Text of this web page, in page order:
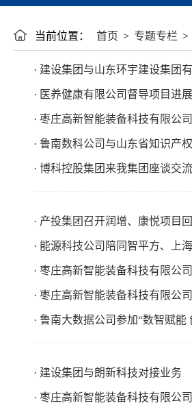
当前位置： 首页 > 专题专栏 >
· 建设集团与山东环宇建设集团
· 医养健康有限公司督导项目进展
· 枣庄高新智能装备科技有限公
· 鲁南数科公司与山东省知识产
· 博科控股集团来我集团座谈交
· 产投集团召开润增、康悦项目
· 能源科技公司陪同智平方、上
· 枣庄高新智能装备科技有限公
· 枣庄高新智能装备科技有限公
· 鲁南大数据公司参加“数智赋
· 建设集团与朗新科技对接业务
· 枣庄高新智能装备科技有限公